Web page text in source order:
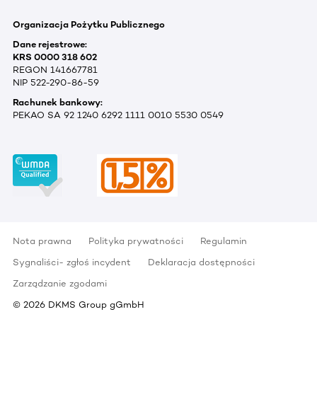
Organizacja Pożytku Publicznego
Dane rejestrowe:
KRS 0000 318 602
REGON 141667781
NIP 522-290-86-59
Rachunek bankowy:
PEKAO SA 92 1240 6292 1111 0010 5530 0549
Nota prawna Polityka prywatności
Regulamin
Sygnaliści- zgłoś incydent
Deklaracja dostępności
Zarządzanie zgodami
© 2026 DKMS Group gGmbH